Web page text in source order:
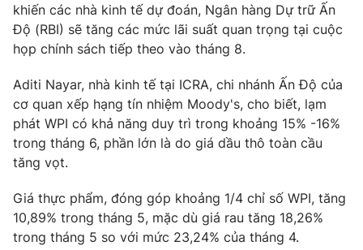
Theo dõi báo trên
Cơ quan chủ quản:Đài Truyền hình Việt Nam
Cơ quan báo chí:Thời báo VTV
Giấy phép hoạt động báo in và báo điện tử số 483/GP-BTTTT
cấp ngày 29/12/2023
Tổng Biên tập:
Phó Tổng Biên tập:Nguyễn Thị Mỹ Hạnh, Phạm Quốc Thắng,
Nguyễn Trọng Ninh
Tổng đài VTV: 024.38 355 931 - 024.38 355 932
khiến các nhà kinh tế dự đoán, Ngân hàng Dự trữ Ấn
Độ (RBI) sẽ tăng các mức lãi suất quan trọng tại cuộc
họp chính sách tiếp theo vào tháng 8.
Aditi Nayar, nhà kinh tế tại ICRA, chi nhánh Ấn Độ của
cơ quan xếp hạng tín nhiệm Moody's, cho biết, lạm
phát WPI có khả năng duy trì trong khoảng 15% -16%
trong tháng 6, phần lớn là do giá dầu thô toàn cầu
tăng vọt.
Giá thực phẩm, đóng góp khoảng 1/4 chỉ số WPI, tăng
10,89% trong tháng 5, mặc dù giá rau tăng 18,26%
trong tháng 5 so với mức 23,24% của tháng 4.